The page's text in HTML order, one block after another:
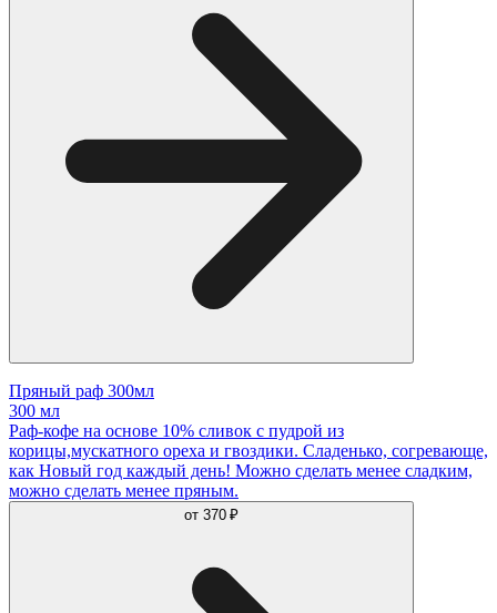
Пряный раф 300мл
300 мл
Раф-кофе на основе 10% сливок с пудрой из
корицы,мускатного ореха и гвоздики. Сладенько, согревающе,
как Новый год каждый день! Можно сделать менее сладким,
можно сделать менее пряным.
от 370 ₽